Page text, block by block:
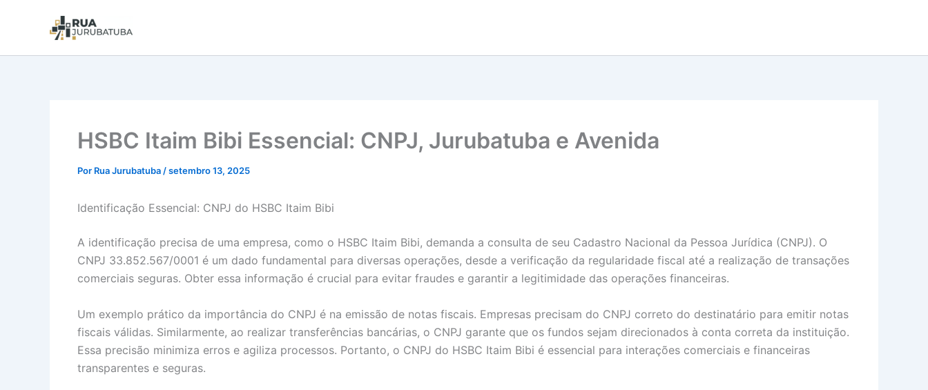
HSBC Itaim Bibi Essencial: CNPJ, Jurubatuba e Avenida
Por Rua Jurubatuba /setembro 13, 2025
Identificação Essencial: CNPJ do HSBC Itaim Bibi
A identificação precisa de uma empresa, como o HSBC Itaim Bibi, demanda a consulta de seu Cadastro Nacional da Pessoa Jurídica (CNPJ). O
CNPJ 33.852.567/0001 é um dado fundamental para diversas operações, desde a verificação da regularidade fiscal até a realização de transações
comerciais seguras. Obter essa informação é crucial para evitar fraudes e garantir a legitimidade das operações financeiras.
Um exemplo prático da importância do CNPJ é na emissão de notas fiscais. Empresas precisam do CNPJ correto do destinatário para emitir notas
fiscais válidas. Similarmente, ao realizar transferências bancárias, o CNPJ garante que os fundos sejam direcionados à conta correta da instituição.
Essa precisão minimiza erros e agiliza processos. Portanto, o CNPJ do HSBC Itaim Bibi é essencial para interações comerciais e financeiras
transparentes e seguras.